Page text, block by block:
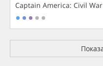
Captain America: Civil